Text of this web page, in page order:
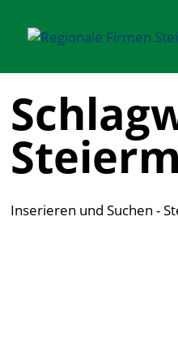
Inserieren und Suchen -